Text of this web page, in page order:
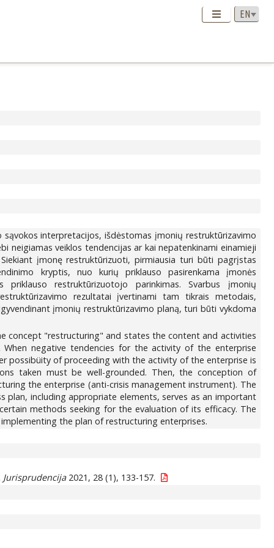
interpretacijos, išdėstomas įmonių restruktūrizavimo
neigiamas veiklos tendencijas ar kai nepatenkinami einamieji
įmonę restruktūrizuoti, pirmiausia turi būti pagrįstas
kryptis, nuo kurių priklauso pasirenkama įmonės
restruktūrizuotojo parinkimas. Svarbus įmonių
rezultatai įvertinami tam tikrais metodais,
įmonių restruktūrizavimo planą, turi būti vykdoma
concept "restructuring" and states the content and activities
negative tendencies for the activity of the enterprise
possibüity of proceeding with the activity of the enterprise is
taken must be well-grounded. Then, the conception of
the enterprise (anti-crisis management instrument). The
including appropriate elements, serves as an important
methods seeking for the evaluation of its efficacy. The
the plan of restructuring enterprises.
Jurisprudencija2021, 28 (1), 133-157.